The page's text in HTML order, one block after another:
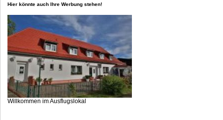
Hier könnte auch Ihre Werbung stehen!
Willkommen im Ausflugslokal